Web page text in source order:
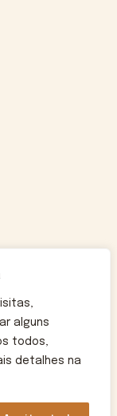
alguns
todos,
detalhes na